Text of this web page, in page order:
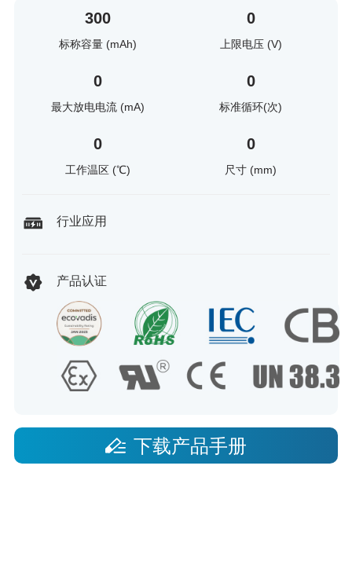
300
标称容量 (mAh)
0
上限电压 (V)
0
最大放电电流 (mA)
0
标准循环(次)
0
工作温区 (℃)
0
尺寸 (mm)
行业应用
产品认证
下载产品手册